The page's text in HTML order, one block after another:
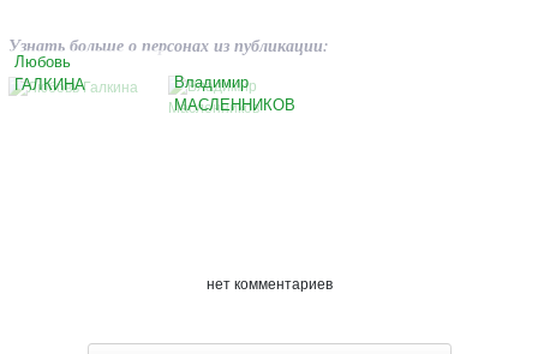
Узнать больше о персонах из публикации:
Любовь
ГАЛКИНА
Владимир
МАСЛЕННИКОВ
нет комментариев